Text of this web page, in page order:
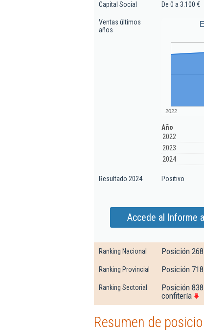
Capital Social De 0 a 3.100 €
Ventas últimos
años
2022
Año
2022
2023
2024
Resultado 2024 Positivo
Accede al Informe
Ranking Nacional Posición
Ranking Provincial Posición
Ranking Sectorial
Posición
confitería
Resumen de